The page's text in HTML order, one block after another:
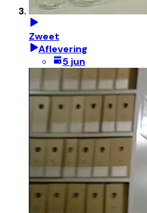
Zweet
Aflevering
5 jun